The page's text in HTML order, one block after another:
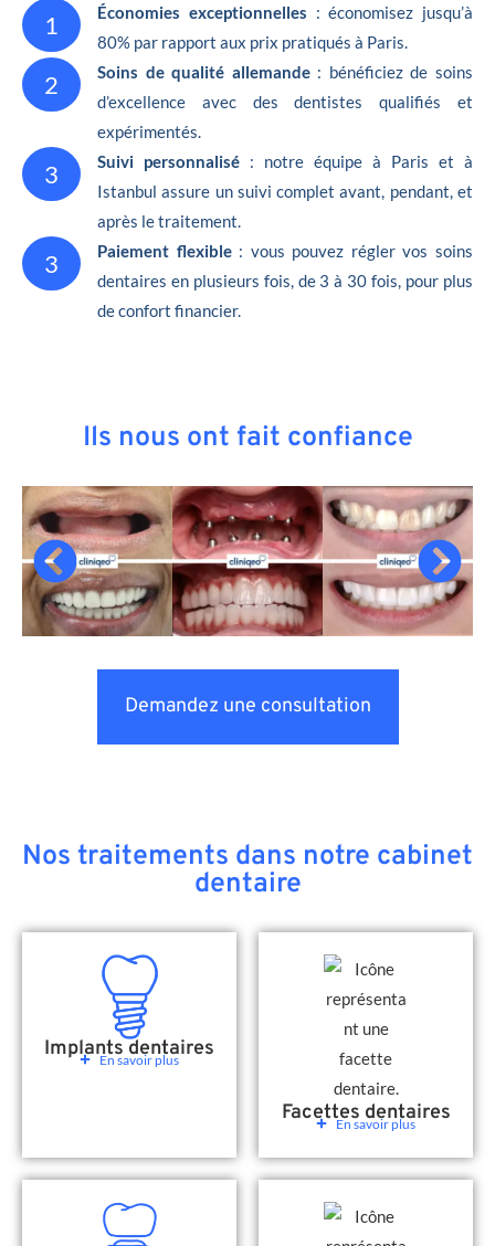
1 Économies exceptionnelles : économisez jusqu’à
80% par rapport aux prix pratiqués à Paris.
2 Soins de qualité allemande: bénéficiez de soins
d’excellence avec des dentistes qualifiés et
expérimentés.
3 Suivi personnalisé : notre équipe à Paris et à
Istanbul assure un suivi complet avant, pendant, et
après le traitement.
3 Paiement flexible: vous pouvez régler vos soins
dentaires en plusieurs fois, de 3 à 30 fois, pour plus
de confort financier.
Ils nous ont fait confiance
Demandez une consultation
Nos traitements dans notre cabinet
dentaire
Implants dentaires
En savoir plus
Facettes dentaires
En savoir plus